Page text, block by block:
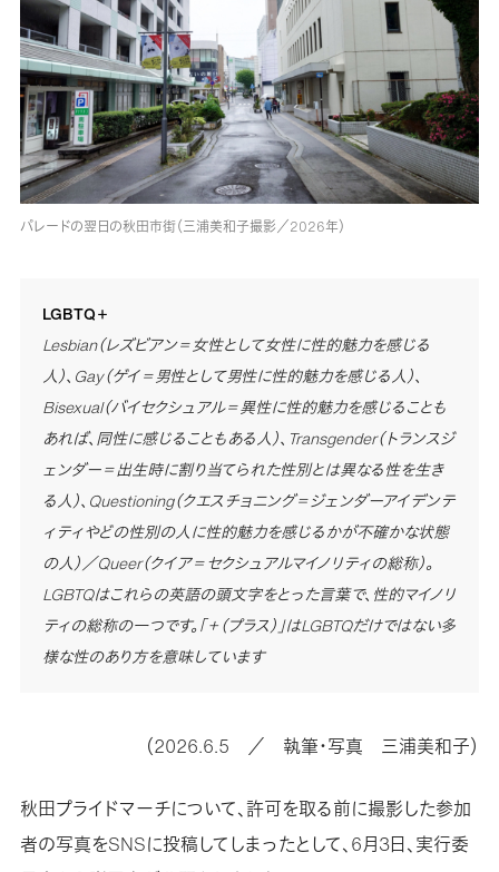
パレードの翌日の秋田市街（三浦美和子撮影／2026年）
LGBTQ＋
Lesbian（レズビアン＝女性として女性に性的魅力を感じる
人）、Gay（ゲイ＝男性として男性に性的魅力を感じる人）、
Bisexual（バイセクシュアル＝異性に性的魅力を感じることも
あれば、同性に感じることもある人）、Transgender（トランスジ
ェンダー＝出生時に割り当てられた性別とは異なる性を生き
る人）、Questioning（クエスチョニング＝ジェンダーアイデンテ
ィティやどの性別の人に性的魅力を感じるかが不確かな状態
の人）／Queer（クイア＝セクシュアルマイノリティの総称）。
LGBTQはこれらの英語の頭文字をとった言葉で、性的マイノリ
ティの総称の一つです。「＋（プラス）」はLGBTQだけではない多
様な性のあり方を意味しています
（2026.6.5 ／ 執筆・写真 三浦美和子）
秋田プライドマーチについて、許可を取る前に撮影した参加
者の写真をSNSに投稿してしまったとして、6月3日、実行委